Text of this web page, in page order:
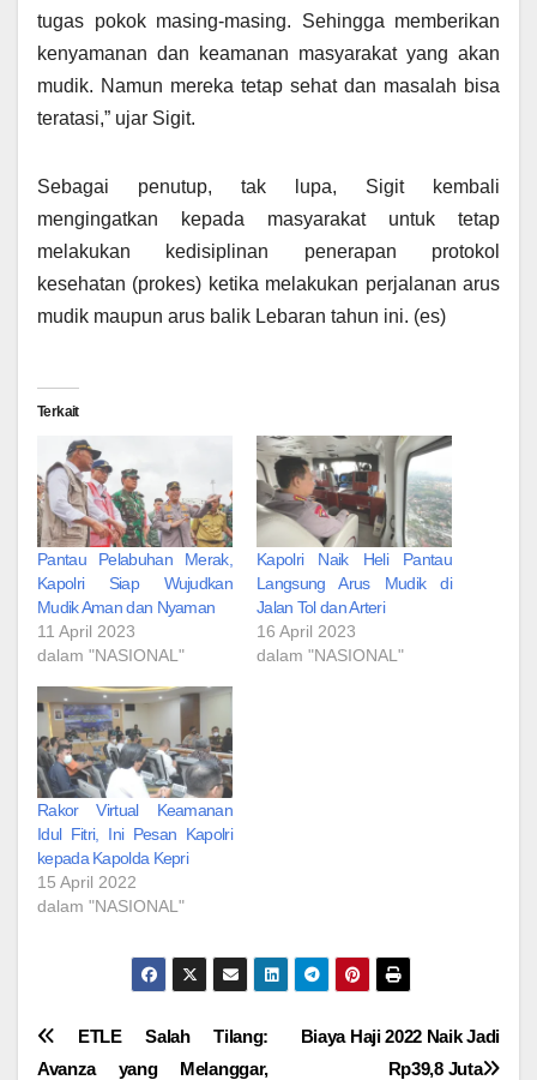
tugas pokok masing-masing. Sehingga memberikan
kenyamanan dan keamanan masyarakat yang akan
mudik. Namun mereka tetap sehat dan masalah bisa
teratasi,” ujar Sigit.
Sebagai penutup, tak lupa, Sigit kembali
mengingatkan kepada masyarakat untuk tetap
melakukan kedisiplinan penerapan protokol
kesehatan (prokes) ketika melakukan perjalanan arus
mudik maupun arus balik Lebaran tahun ini. (es)
Terkait
Pantau Pelabuhan Merak,
Kapolri Siap Wujudkan
Mudik Aman dan Nyaman
11 April 2023
dalam "NASIONAL"
Kapolri Naik Heli Pantau
Langsung Arus Mudik di
Jalan Tol dan Arteri
16 April 2023
dalam "NASIONAL"
Rakor Virtual Keamanan
Idul Fitri, Ini Pesan Kapolri
kepada Kapolda Kepri
15 April 2022
dalam "NASIONAL"
Navigasi
Biaya Haji 2022 Naik Jadi
Rp39,8 Juta
ETLE Salah Tilang:
Avanza yang Melanggar,